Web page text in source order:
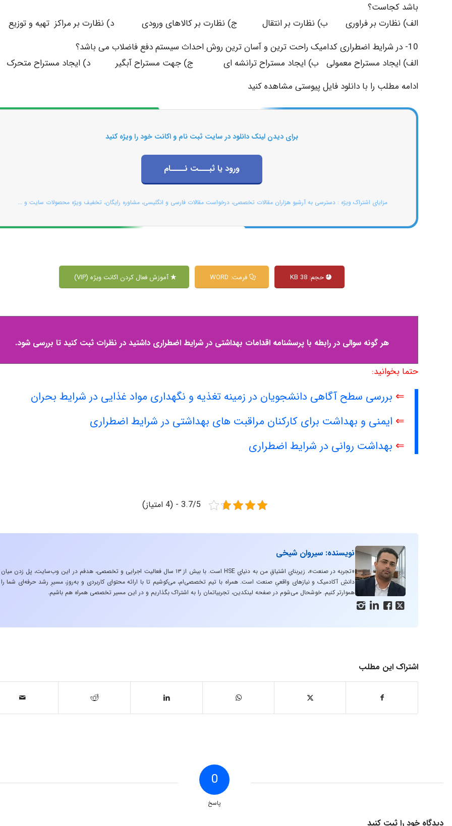
باشد کجاست؟
الف) نظارت بر فراوری ب) نظارت بر انتقال ج) نظارت بر کالاهای ورودی د) نظارت بر مراکز تهیه و توزیع
10- در شرایط اضطراری کدامیک راحت ترین و آسان ترین روش احداث سیستم دفع فاضلاب می باشد؟
الف) ایجاد مستراح معمولی ب) ایجاد مستراح ترانشه ای ج) جهت مستراح آبگیر د) ایجاد مستراح متحرک
ادامه مطلب را با دانلود فایل پیوستی مشاهده کنید
برای دیدن لینک دانلود در سایت ثبت نام و اکانت خود را ویژه کنید
ورود یا ثبـــت نــــام
مزایای اشتراک ویژه : دسترسی به آرشیو هزاران مقالات تخصصی، درخواست مقالات فارسی و انگلیسی، مشاوره رایگان، تخفیف ویژه محصولات سایت و ...
حجم: 38 KB فرمت: WORD آموزش فعال کردن اکانت ویژه (VIP)
هر گونه سوالی در رابطه با پرسشنامه اقدامات بهداشتی در شرایط اضطراری داشتید در نظرات ثبت کنید تا بررسی شود.
حتما بخوانید:
⇐ بررسی سطح آگاهی دانشجویان در زمینه تغذیه و نگهداری مواد غذایی در شرایط بحران
⇐ ایمنی و بهداشت برای کارکنان مراقبت های بهداشتی در شرایط اضطراری
⇐ بهداشت روانی در شرایط اضطراری
3.7/5 - (4 امتیاز)
   
نویسنده: سیروان شیخی
«تجربه در صنعت»، زیربنایِ اشتیاقِ من به دنیایِ HSE است. با بیش از ۱۳ سال فعالیت اجرایی و تخصصی، هدفم در این وب‌سایت، پل زدن میان
دانشِ آکادمیک و نیازهای واقعیِ صنعت است. همراه با تیم تخصصی‌ام، می‌کوشیم تا با ارائه محتوای کاربردی و به‌روز، مسیرِ رشد حرفه‌ای شما را
هموارتر کنیم. خوشحال می‌شوم در صفحه لینکدین، تجربیاتمان را به اشتراک بگذاریم و در این مسیر تخصصی همراه هم باشیم.
اشتراک این مطلب
0
پاسخ
دیدگاه خود را ثبت کنید